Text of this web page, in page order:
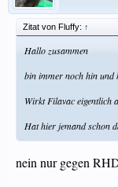
Zitat von Fluffy: ↑
Hallo zusammen
bin immer noch hin und
Wirkt Filavac eigentlich
Hat hier jemand schon
nein nur gegen